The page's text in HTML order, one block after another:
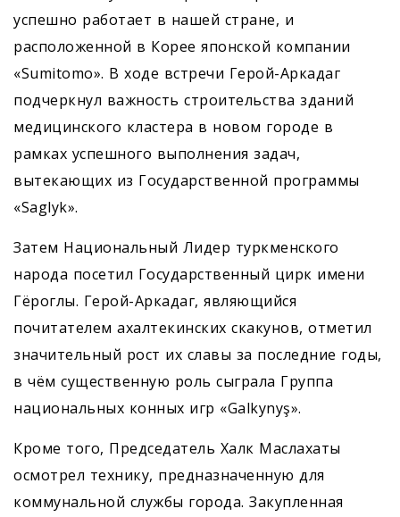
успешно работает в нашей стране, и
расположенной в Корее японской компании
«Sumitomo». В ходе встречи Герой-Аркадаг
подчеркнул важность строительства зданий
медицинского кластера в новом городе в
рамках успешного выполнения задач,
вытекающих из Государственной программы
«Saglyk».
Затем Национальный Лидер туркменского
народа посетил Государственный цирк имени
Гёроглы. Герой-Аркадаг, являющийся
почитателем ахалтекинских скакунов, отметил
значительный рост их славы за последние годы,
в чём существенную роль сыграла Группа
национальных конных игр «Galkynyş».
Кроме того, Председатель Халк Маслахаты
осмотрел технику, предназначенную для
коммунальной службы города. Закупленная